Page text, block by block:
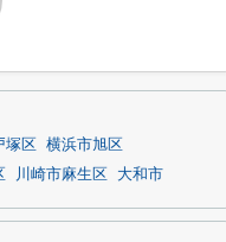
塚区
横浜市旭区
川崎市麻生区 大和市